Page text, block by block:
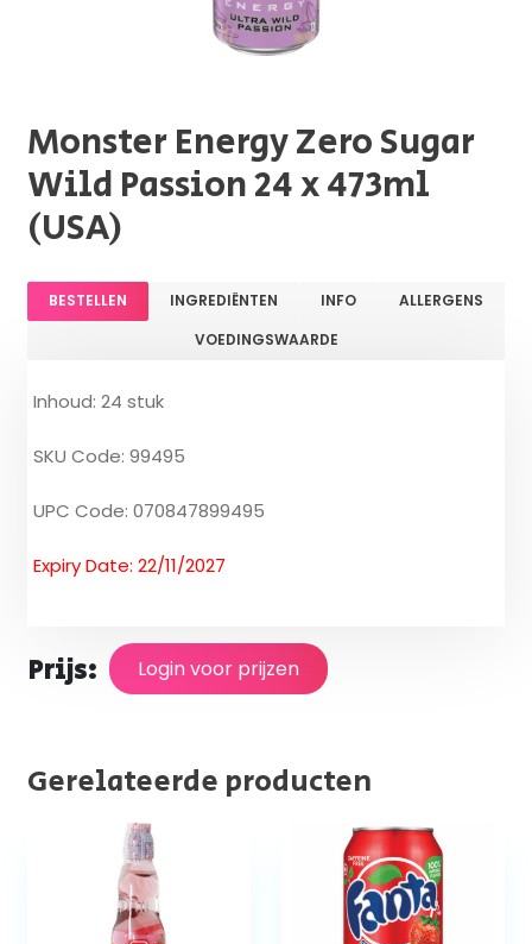
Monster Energy Zero Sugar
Wild Passion 24 x 473ml
(USA)
BESTELLEN INGREDIËNTEN INFO
ALLERGENS
VOEDINGSWAARDE
Inhoud: 24 stuk
SKU Code: 99495
UPC Code: 070847899495
Expiry Date: 22/11/2027
Prijs: Login voor prijzen
Gerelateerde producten